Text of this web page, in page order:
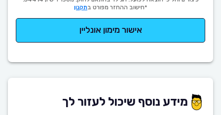
*חישוב ההחזר מפורט בתקנון
אישור מימון אונליין
מידע נוסף שיכול לעזור לך